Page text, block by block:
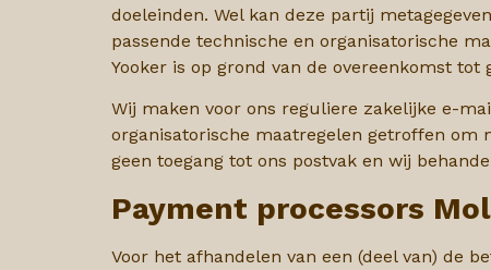
doeleinden. Wel kan deze partij
passende technische en organisatorische
Yooker is op grond van de overeenkomst
Wij maken voor ons reguliere zakelijke e-
organisatorische maatregelen getroffen om
geen toegang tot ons postvak en wij
Payment processors
Voor het afhandelen van een (deel van) de